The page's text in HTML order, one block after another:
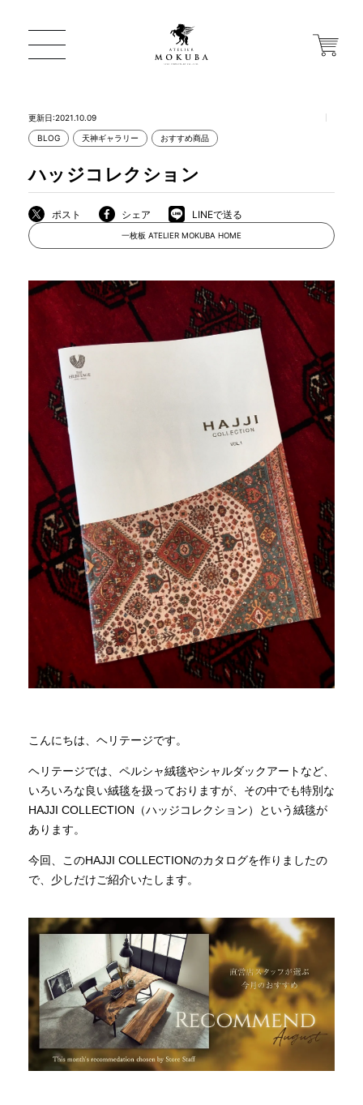
店舗から探す
MOKUBA について
商品情報
直営店
イベント
WEBカタログ
全商品一覧
新入荷情報
INFORMATION
MOKUBA CHANNEL
よくあるご質問
お問い合わせ
更新日:2021.10.09
BLOG 天神ギャラリー おすすめ商品
ハッジコレクション
ポスト シェア LINEで送る
一枚板 ATELIER MOKUBA HOME
こんにちは、ヘリテージです。
ヘリテージでは、ペルシャ絨毯やシャルダックアートなど、
いろいろな良い絨毯を扱っておりますが、その中でも特別な
HAJJI COLLECTION（ハッジコレクション）という絨毯が
あります。
今回、このHAJJI COLLECTIONのカタログを作りましたの
で、少しだけご紹介いたします。